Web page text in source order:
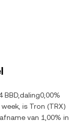
BBD,daling0,00%
is Tron (TRX)
van 1,00% in